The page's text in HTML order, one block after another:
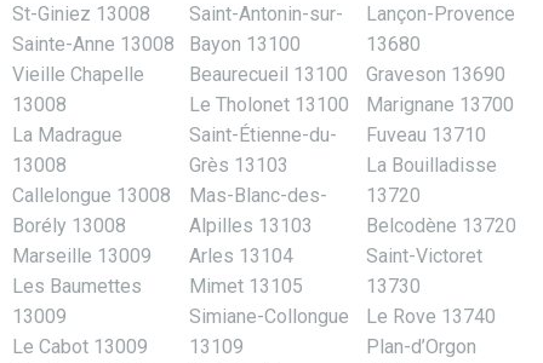
St-Giniez 13008
Sainte-Anne 13008
Vieille Chapelle
13008
La Madrague
13008
Callelongue 13008
Borély 13008
Marseille 13009
Les Baumettes
13009
Le Cabot 13009
Saint-Antonin-sur-
Bayon 13100
Beaurecueil 13100
Le Tholonet 13100
Saint-Étienne-du-
Grès 13103
Mas-Blanc-des-
Alpilles 13103
Arles 13104
Mimet 13105
Simiane-Collongue
13109
Lançon-Provence
13680
Graveson 13690
Marignane 13700
Fuveau 13710
La Bouilladisse
13720
Belcodène 13720
Saint-Victoret
13730
Le Rove 13740
Plan-d’Orgon